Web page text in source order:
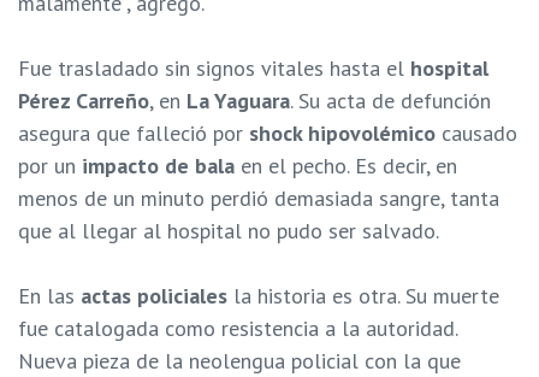
Fue trasladado sin signos vitales hasta el hospital
Pérez Carreño, en La Yaguara. Su acta de defunción
asegura que falleció por shock hipovolémico causado
por un impacto de bala en el pecho. Es decir, en
menos de un minuto perdió demasiada sangre, tanta
que al llegar al hospital no pudo ser salvado.
En las actas policiales la historia es otra. Su muerte
fue catalogada como resistencia a la autoridad.
Nueva pieza de la neolengua policial con la que